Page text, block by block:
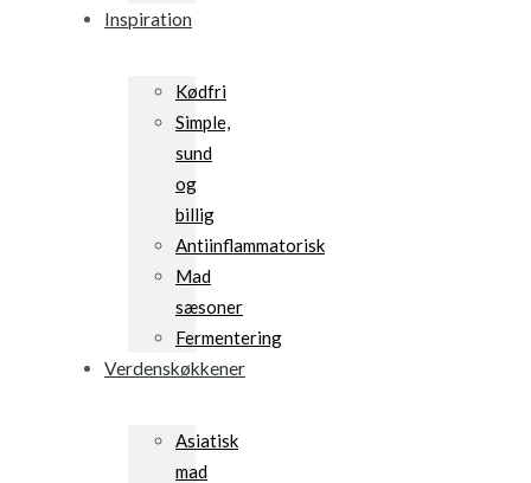
Inspiration
Kødfri
Simple,
sund
og
billig
Antiinflammatorisk
Mad
sæsoner
Fermentering
Verdenskøkkener
Asiatisk
mad